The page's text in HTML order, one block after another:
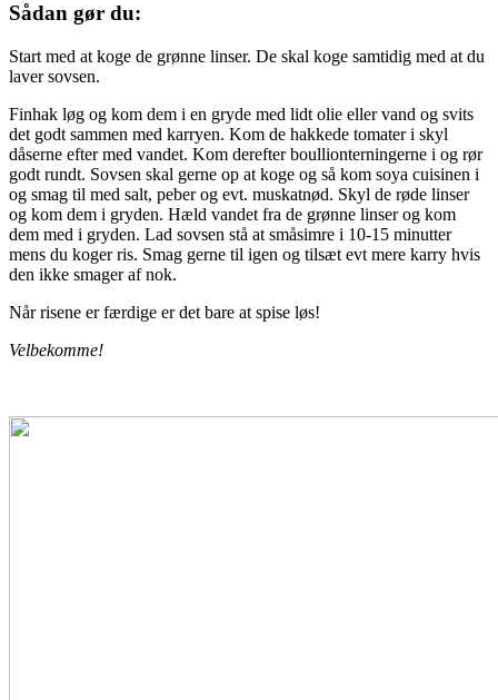
Sådan gør du:
Start med at koge de grønne linser. De skal koge samtidig med at du
laver sovsen.
Finhak løg og kom dem i en gryde med lidt olie eller vand og svits
det godt sammen med karryen. Kom de hakkede tomater i skyl
dåserne efter med vandet. Kom derefter boullionterningerne i og rør
godt rundt. Sovsen skal gerne op at koge og så kom soya cuisinen i
og smag til med salt, peber og evt. muskatnød. Skyl de røde linser
og kom dem i gryden. Hæld vandet fra de grønne linser og kom
dem med i gryden. Lad sovsen stå at småsimre i 10-15 minutter
mens du koger ris. Smag gerne til igen og tilsæt evt mere karry hvis
den ikke smager af nok.
Når risene er færdige er det bare at spise løs!
Velbekomme!